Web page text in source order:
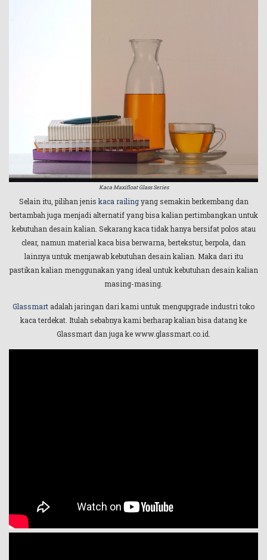
Kaca Maxifloat Glass Series
Selain itu, pilihan jenis kaca railingyang semakin berkembang dan
bertambah juga menjadi alternatif yang bisa kalian pertimbangkan untuk
kebutuhan desain kalian. Sekarang kaca tidak hanya bersifat polos atau
clear, namun material kaca bisa berwarna, bertekstur, berpola, dan
lainnya untuk menjawab kebutuhan desain kalian. Maka dari itu
pastikan kalian menggunakan yang ideal untuk kebutuhan desain kalian
masing-masing.
Glassmart adalah jaringan dari kami untuk mengupgrade industri toko
kaca terdekat. Itulah sebabnya kami berharap kalian bisa datang ke
Glassmart dan juga ke www.glassmart.co.id.